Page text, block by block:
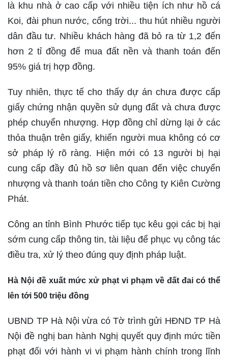
là khu nhà ở cao cấp với nhiều tiện ích như hồ cá
Koi, đài phun nước, cổng trời... thu hút nhiều người
dân đầu tư. Nhiều khách hàng đã bỏ ra từ 1,2 đến
hơn 2 tỉ đồng để mua đất nền và thanh toán đến
95% giá trị hợp đồng.
Tuy nhiên, thực tế cho thấy dự án chưa được cấp
giấy chứng nhận quyền sử dụng đất và chưa được
phép chuyển nhượng. Hợp đồng chỉ dừng lại ở các
thỏa thuận trên giấy, khiến người mua không có cơ
sở pháp lý rõ ràng. Hiện mới có 13 người bị hại
cung cấp đầy đủ hồ sơ liên quan đến việc chuyển
nhượng và thanh toán tiền cho Công ty Kiên Cường
Phát.
Công an tỉnh Bình Phước tiếp tục kêu gọi các bị hại
sớm cung cấp thông tin, tài liệu để phục vụ công tác
điều tra, xử lý theo đúng quy định pháp luật.
Hà Nội đề xuất mức xử phạt vi phạm về đất đai có thể
lên tới 500 triệu đồng
UBND TP Hà Nội vừa có Tờ trình gửi HĐND TP Hà
Nội đề nghị ban hành Nghị quyết quy định mức tiền
phạt đối với hành vi vi phạm hành chính trong lĩnh